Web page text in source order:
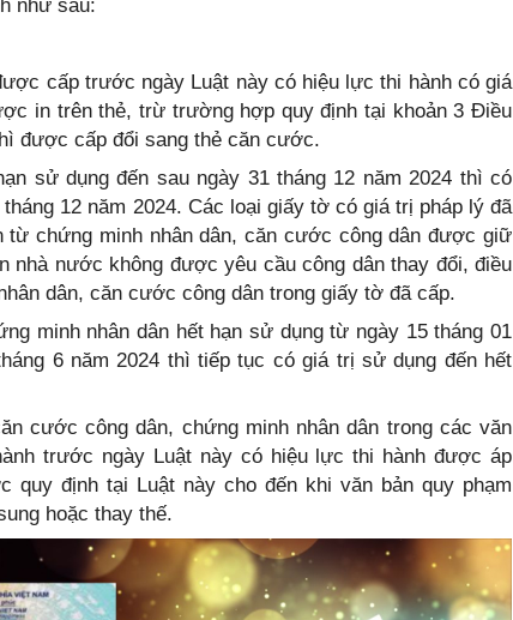
như sau:
cấp trước ngày Luật này có hiệu lực thi hành có giá
in trên thẻ, trừ trường hợp quy định tại khoản 3 Điều
được cấp đổi sang thẻ căn cước.
sử dụng đến sau ngày 31 tháng 12 năm 2024 thì có
12 năm 2024. Các loại giấy tờ có giá trị pháp lý đã
từ chứng minh nhân dân, căn cước công dân được giữ
nhà nước không được yêu cầu công dân thay đổi, điều
dân, căn cước công dân trong giấy tờ đã cấp.
minh nhân dân hết hạn sử dụng từ ngày 15 tháng 01
6 năm 2024 thì tiếp tục có giá trị sử dụng đến hết
cước công dân, chứng minh nhân dân trong các văn
trước ngày Luật này có hiệu lực thi hành được áp
quy định tại Luật này cho đến khi văn bản quy phạm
hoặc thay thế.